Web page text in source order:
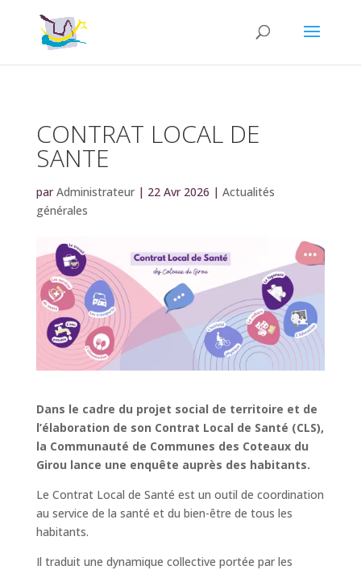
CONTRAT LOCAL DE
SANTE
parAdministrateur| 22 Avr 2026 | Actualités
générales
Dans le cadre du projet social de territoire et de
l’élaboration de son Contrat Local de Santé (CLS),
la Communauté de Communes des Coteaux du
Girou lance une enquête auprès des habitants.
Le Contrat Local de Santé est un outil de coordination
au service de la santé et du bien-être de tous les
habitants.
Il traduit une dynamique collective portée par les